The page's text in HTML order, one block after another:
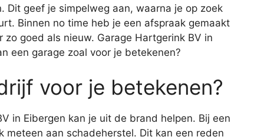
geef je simpelweg aan, waarna je op zoek
Binnen no time heb je een afspraak gemaakt
goed als nieuw. Garage Hartgerink BV in
een garage zoal voor je betekenen?
voor je betekenen?
in Eibergen kan je uit de brand helpen. Bij een
aan schadeherstel. Dit kan een reden